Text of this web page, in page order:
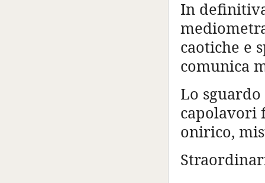
In
caotiche e
comunica
Lo
capolavori
onirico,